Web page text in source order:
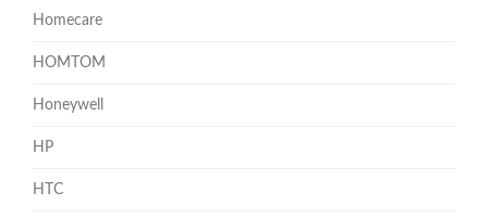
Homecare
HOMTOM
Honeywell
HP
HTC